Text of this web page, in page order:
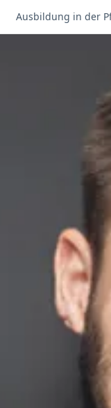
Ausbildung in der